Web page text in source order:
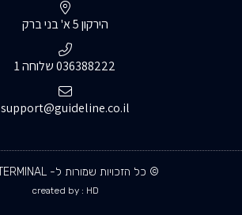
הירקון 5 א' בני ברק
036388222 שלוחה 1
support@guideline.co.il
© כל הזכויות שמורות ל- 2023TERMINAL
created by : HD